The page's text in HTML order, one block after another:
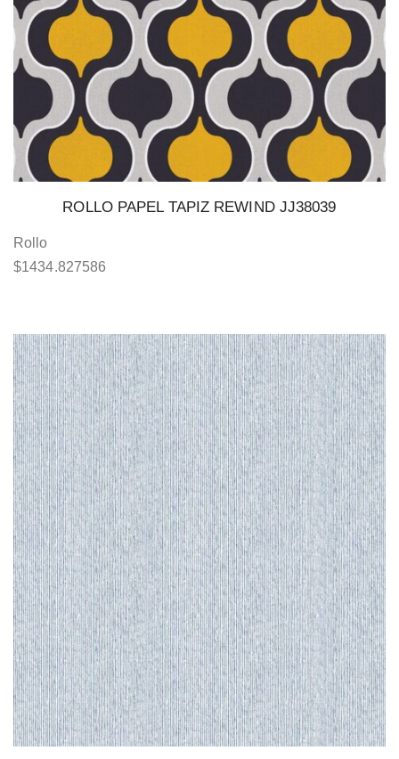
ROLLO PAPEL TAPIZ REWIND JJ38039
Rollo
$1434.827586